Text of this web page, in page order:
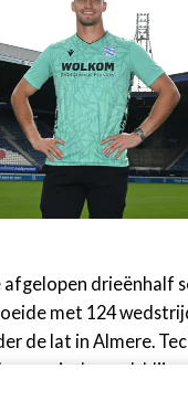
afgelopen drieënhalf
met 124
de lat in Almere.
is dan ook blij
"Nordin heeft